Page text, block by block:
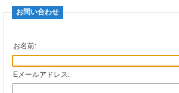
お問い合わせ
お名前:
Eメールアドレス: